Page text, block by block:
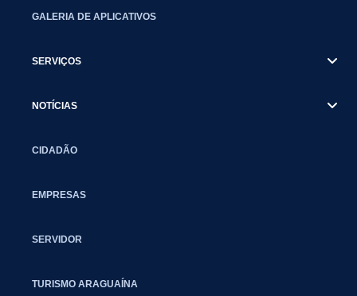
GALERIA DE APLICATIVOS
SERVIÇOS
NOTÍCIAS
CIDADÃO
EMPRESAS
SERVIDOR
TURISMO ARAGUAÍNA